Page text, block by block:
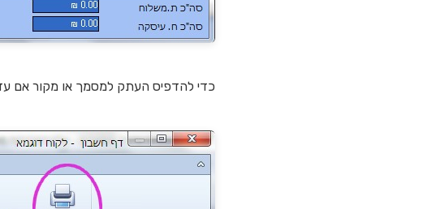
כדי להדפיס העתק למסמך או מקור אם